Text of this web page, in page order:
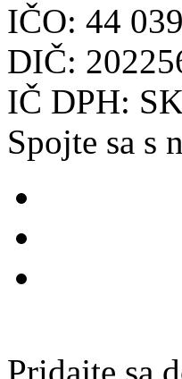
IČO: 44
DIČ:
IČ DPH:
Spojte sa s
Pridajte sa